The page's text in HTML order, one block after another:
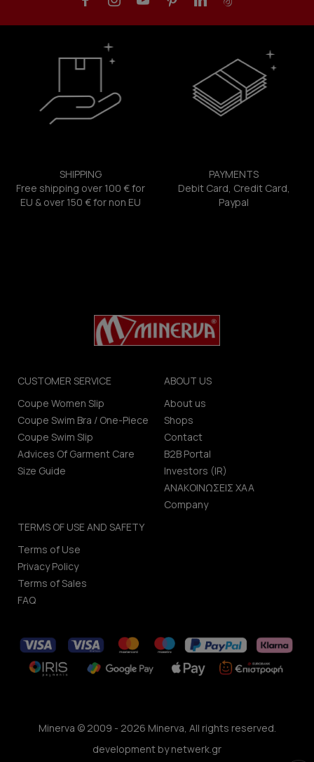
SHIPPING
Free shipping over 100 € for
EU & over 150 € for non EU
PAYMENTS
Debit Card, Credit Card,
Paypal
CUSTOMER SERVICE
Coupe Women Slip
Coupe Swim Bra / One-Piece
Coupe Swim Slip
Advices Of Garment Care
Size Guide
ABOUT US
About us
Shops
Contact
B2B Portal
Investors (IR)
ΑΝΑΚΟΙΝΩΣΕΙΣ ΧΑΑ
Company
TERMS OF USE AND SAFETY
Terms of Use
Privacy Policy
Terms of Sales
FAQ
Minerva © 2009 - 2026 Minerva, All rights reserved.
development bynetwerk.gr